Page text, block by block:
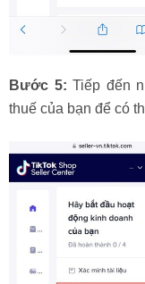
Bước 5: Tiếp đến
thuế của bạn để có